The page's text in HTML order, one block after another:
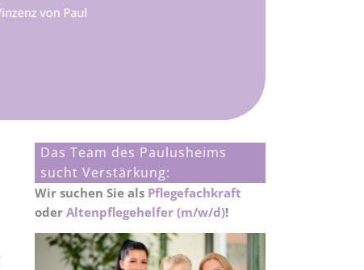
Das Team des Paulusheims
sucht Verstärkung:
Wir suchen Sie als Pflegefachkraft
oderAltenpflegehelfer (m/w/d)!